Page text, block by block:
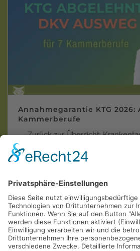
Annahmegarantie KTG 2026:
Kammerberufe
← Zurück zur Übersicht:
Kammerberufe Krankentagegeld
Krankentagegeld der
Krankenversicherungen in
AOL Allianz ARAG